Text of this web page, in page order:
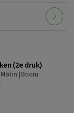
(2e druk)
| Boom